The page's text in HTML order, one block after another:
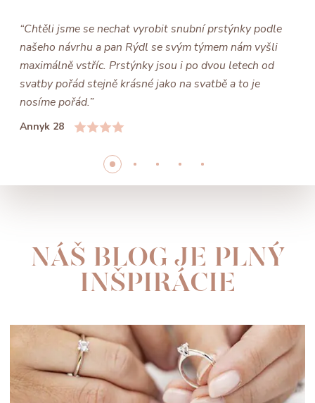
“Chtěli jsme se nechat vyrobit snubní prstýnky podle
našeho návrhu a pan Rýdl se svým týmem nám vyšli
maximálně vstříc. Prstýnky jsou i po dvou letech od
svatby pořád stejně krásné jako na svatbě a to je
nosíme pořád.”
Annyk 28
NÁŠ BLOG JE PLNÝ
INŠPIRÁCIE